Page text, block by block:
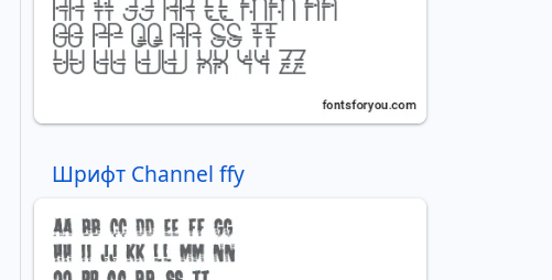
Шрифт Channel ffy